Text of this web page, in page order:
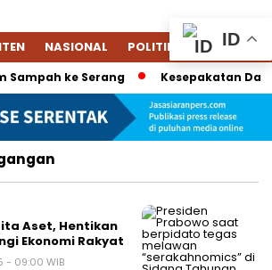
NASIONAL POLITIK EKONOMI
ke Serang Kesepakatan
Aset, Hentikan
Ekonomi Rakyat
- 09:00 WIB
ID